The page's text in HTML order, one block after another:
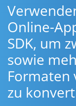
Online-
SDK, um
sowie
Formaten
zu